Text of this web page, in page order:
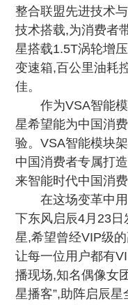
整合联盟先进技术
技术搭载,为消费者
星搭载1.5T涡轮增
变速箱,百公里油耗
佳。
作为VSA智能
星希望能为中国消
验。VSA智能模块
中国消费者专属打
来智能时代中国消
在这场变革中
下东风启辰4月23
星,希望曾经VIP级
让每一位用户都有
播现场,知名偶像女
星播客”,助阵启辰